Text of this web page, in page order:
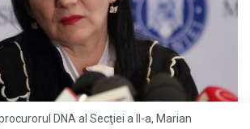
DNA al Secţiei a II-a, Marian